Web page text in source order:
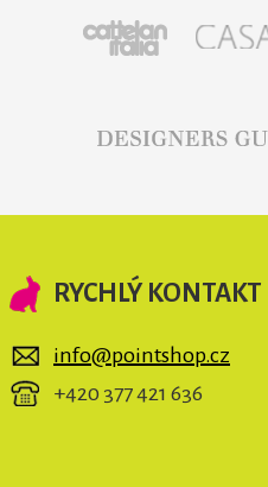
RYCHLÝ KONTAKT
info@pointshop.cz
+420 377 421 636